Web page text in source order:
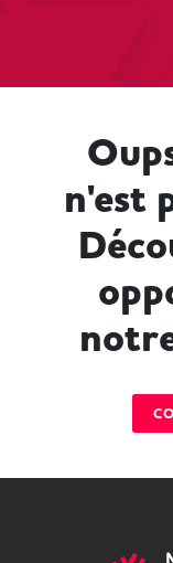
n'est